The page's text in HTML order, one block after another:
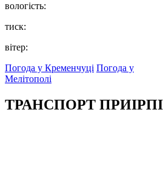
вологість:
тиск:
вітер:
Погода у Кременчуці Погода у
Мелітополі
ТРАНСПОРТ